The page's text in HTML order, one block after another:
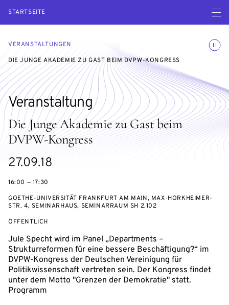
STARTSEITE Menü
VERANSTALTUNGEN
DIE JUNGE AKADEMIE ZU GAST BEIM DVPW-KONGRESS
Die Junge Akademie zu Gast beim
DVPW-Kongress
Veranstaltung
eventBeginsOn
27.09.18
16:00 — 17:30
GOETHE-UNIVERSITÄT FRANKFURT AM MAIN, MAX-HORKHEIMER-
STR. 4, SEMINARHAUS, SEMINARRAUM SH 2.102
VERANSTALTUNGSZUGANG:
ÖFFENTLICH
Jule Specht wird im Panel „Departments –
Strukturreformen für eine bessere Beschäftigung?“ im
DVPW-Kongress der Deutschen Vereinigung für
Politikwissenschaft vertreten sein. Der Kongress findet
unter dem Motto "Grenzen der Demokratie" statt.
Programm